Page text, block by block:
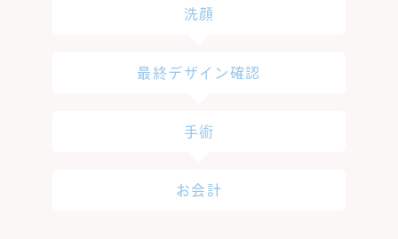
洗顔
最終デザイン確認
手術
お会計